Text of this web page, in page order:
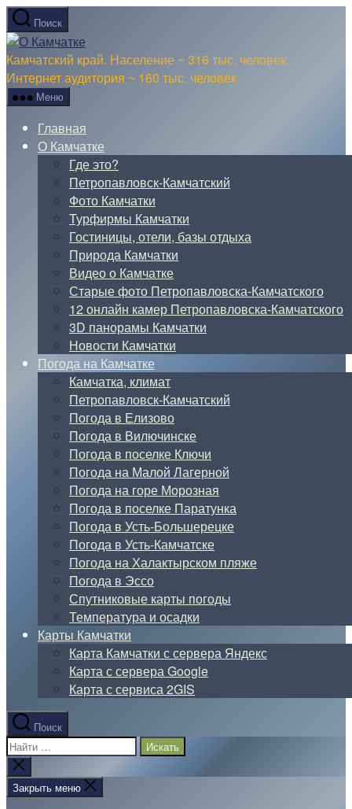
Перейти
к
содержимому
Поиск
Камчатке
Камчатский край. Население ~ 316 тыс. человек.
Интернет аудитория ~ 160 тыс. человек
Меню
Главная
О Камчатке
Где это?
Петропавловск-Камчатский
Фото Камчатки
Турфирмы Камчатки
Гостиницы, отели, базы отдыха
Природа Камчатки
Видео о Камчатке
Старые фото Петропавловска-Камчатского
12 онлайн камер Петропавловска-Камчатского
3D панорамы Камчатки
Новости Камчатки
Погода на Камчатке
Камчатка, климат
Петропавловск-Камчатский
Погода в Елизово
Погода в Вилючинске
Погода в поселке Ключи
Погода на Малой Лагерной
Погода на горе Морозная
Погода в поселке Паратунка
Погода в Усть-Большерецке
Погода в Усть-Камчатске
Погода на Халактырском пляже
Погода в Эссо
Спутниковые карты погоды
Температура и осадки
Карты Камчатки
Карта Камчатки с сервера Яндекс
Карта с сервера Google
Карта с сервиса 2GIS
Поиск
Поиск:
Закрыть
поиск
Закрыть меню